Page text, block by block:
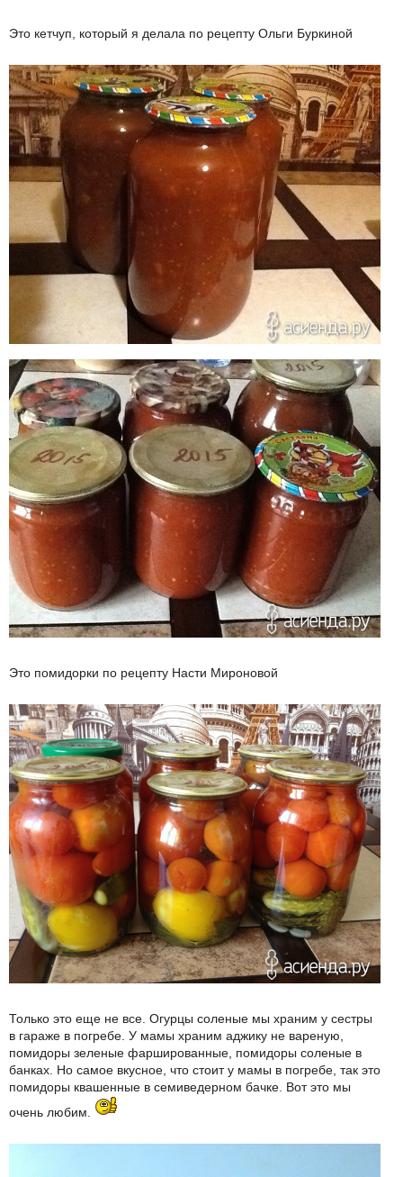
Это кетчуп, который я делала по рецепту Ольги Буркиной
Это помидорки по рецепту Насти Мироновой
Только это еще не все. Огурцы соленые мы храним у сестры
в гараже в погребе. У мамы храним аджику не вареную,
помидоры зеленые фаршированные, помидоры соленые в
банках. Но самое вкусное, что стоит у мамы в погребе, так это
помидоры квашенные в семиведерном бачке. Вот это мы
очень любим.